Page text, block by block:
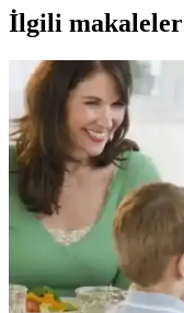
İlgili makaleler